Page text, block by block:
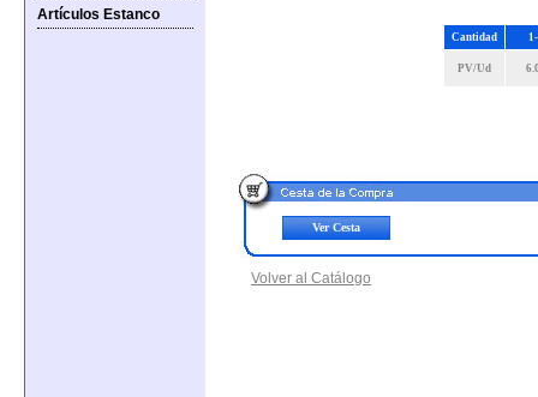
Artículos Estanco
Cantidad
PV/Ud
Ver Cesta
Volver al Catálogo